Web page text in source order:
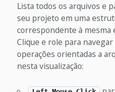
Lista todos os arquivos e
seu projeto em uma
correspondente à mesma
Clique e role para navegar
operações orientadas a
nesta visualização: